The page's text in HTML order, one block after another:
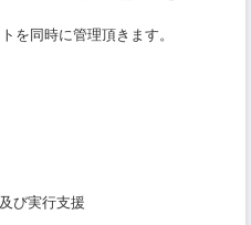
を同時に管理頂きます。
び実行支援